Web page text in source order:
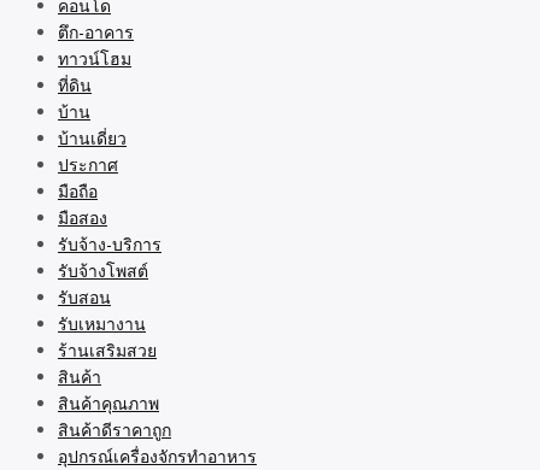
คอนโด
ตึก-อาคาร
ทาวน์โฮม
ที่ดิน
บ้าน
บ้านเดี่ยว
ประกาศ
มือถือ
มือสอง
รับจ้าง-บริการ
รับจ้างโพสต์
รับสอน
รับเหมางาน
ร้านเสริมสวย
สินค้า
สินค้าคุณภาพ
สินค้าดีราคาถูก
อุปกรณ์เครื่องจักรทำอาหาร